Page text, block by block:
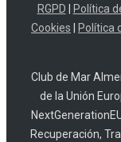
RGPD
Política
Cookies
Política
Club de Mar
de la Unión
Recuperación,